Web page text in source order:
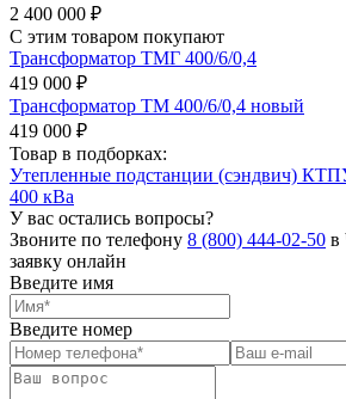
2 400 000 ₽
С этим товаром покупают
Трансформатор ТМГ 400/6/0,4
419 000 ₽
Трансформатор ТМ 400/6/0,4 новый
419 000 ₽
Товар в подборках:
Утепленные подстанции (сэндвич)
400 кВа
У вас остались вопросы?
Звоните по телефону 8 (800) 444-02-50 в
заявку онлайн
Введите имя
Введите номер